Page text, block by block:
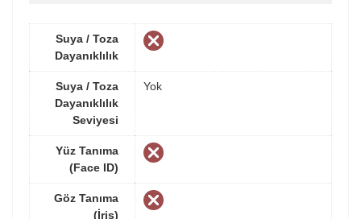
Suya / Toza
Dayanıklılık
Suya / Toza
Dayanıklılık
Seviyesi
Yok
Yüz Tanıma
(Face ID)
Göz Tanıma
(İris)